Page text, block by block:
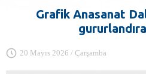
Grafik Anasanat
20 Mayıs 2026 / Çarşamba